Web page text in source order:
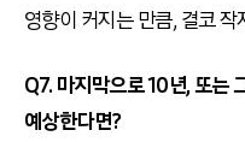
영향이 커지는 만큼, 결코 작
Q7. 마지막으로 10년, 또는
예상한다면?